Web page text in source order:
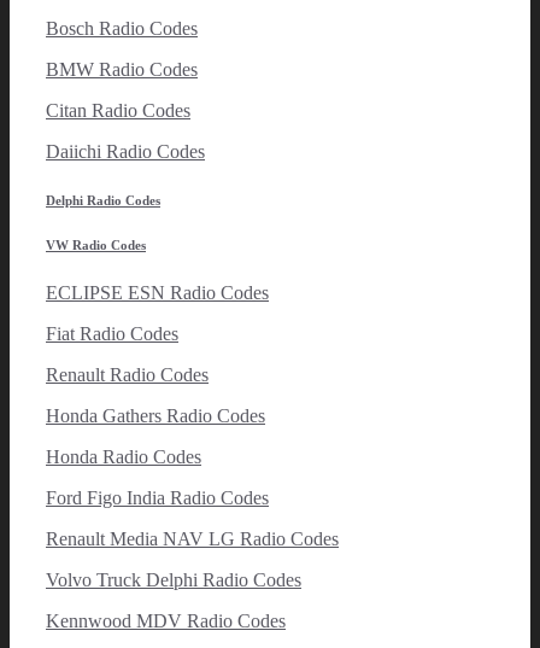
Bosch Radio Codes
BMW Radio Codes
Citan Radio Codes
Daiichi Radio Codes
Delphi Radio Codes
VW Radio Codes
ECLIPSE ESN Radio Codes
Fiat Radio Codes
Renault Radio Codes
Honda Gathers Radio Codes
Honda Radio Codes
Ford Figo India Radio Codes
Renault Media NAV LG Radio Codes
Volvo Truck Delphi Radio Codes
Kennwood MDV Radio Codes